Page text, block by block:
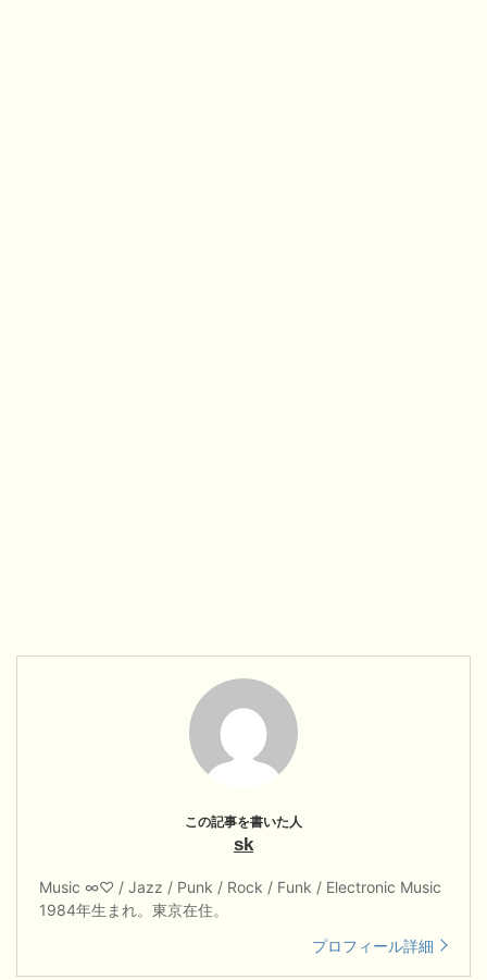
sk
Music ∞♡ / Jazz / Punk / Rock / Funk / Electronic Music
1984年生まれ。東京在住。
プロフィール詳細